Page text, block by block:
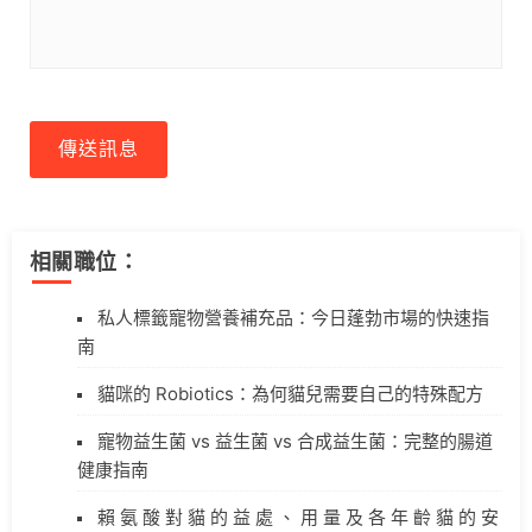
傳送訊息
相關職位：
私人標籤寵物營養補充品：今日蓬勃市場的快速指
南
貓咪的 Robiotics：為何貓兒需要自己的特殊配方
寵物益生菌 vs 益生菌 vs 合成益生菌：完整的腸道
健康指南
賴 氨 酸 對 貓 的 益 處 、 用 量 及 各 年 齡 貓 的 安